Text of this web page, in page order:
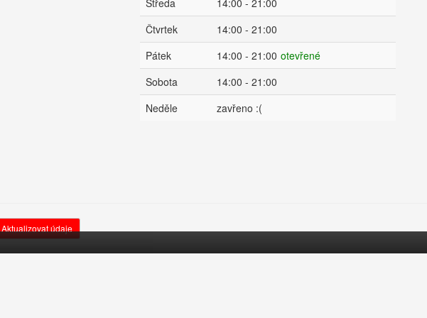
Čtvrtek
14:00 - 21:00
Pátek
14:00 - 21:00 otevřené
Sobota
14:00 - 21:00
Neděle
zavřeno :(
Aktualizovat údaje